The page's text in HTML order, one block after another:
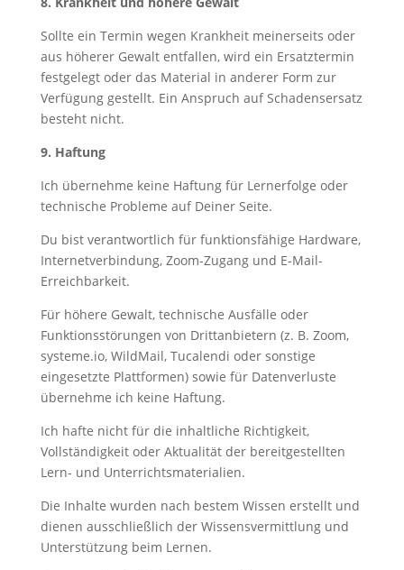
Sollte ein Termin wegen Krankheit meinerseits oder
aus höherer Gewalt entfallen, wird ein Ersatztermin
festgelegt oder das Material in anderer Form zur
Verfügung gestellt. Ein Anspruch auf Schadensersatz
besteht nicht.
9. Haftung
Ich übernehme keine Haftung für Lernerfolge oder
technische Probleme auf Deiner Seite.
Du bist verantwortlich für funktionsfähige Hardware,
Internetverbindung, Zoom-Zugang und E-Mail-
Erreichbarkeit.
Für höhere Gewalt, technische Ausfälle oder
Funktionsstörungen von Drittanbietern (z. B. Zoom,
systeme.io, WildMail, Tucalendi oder sonstige
eingesetzte Plattformen) sowie für Datenverluste
übernehme ich keine Haftung.
Ich hafte nicht für die inhaltliche Richtigkeit,
Vollständigkeit oder Aktualität der bereitgestellten
Lern- und Unterrichtsmaterialien.
Die Inhalte wurden nach bestem Wissen erstellt und
dienen ausschließlich der Wissensvermittlung und
Unterstützung beim Lernen.